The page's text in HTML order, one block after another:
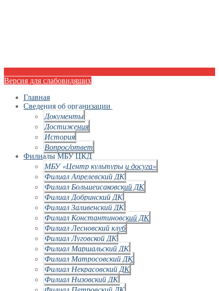
Версия для слабовидящих
Главная
Сведения об организации
Документы
Достижения
История
Вопрос/ответ
Филиалы МБУ ЦКД
МБУ «Центр культуры и досуга»
Филиал Апрелевский ДК
Филиал Большеисаковский ДК
Филиал Добринский ДК
Филиал Заливенский ДК
Филиал Константиновский ДК
Филиал Лесновский клуб
Филиал Луговской ДК
Филиал Маршальский ДК
Филиал Матросовский ДК
Филиал Некрасовский ДК
Филиал Низовский ДК